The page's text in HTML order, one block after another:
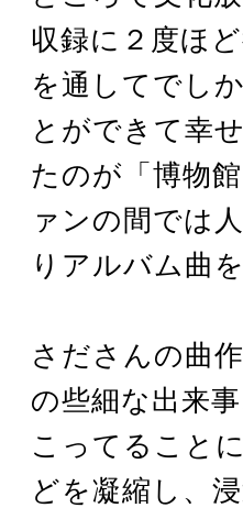
収録に２度ほ
を通してでし
とができて幸
たのが「博物
ァンの間では
りアルバム曲
さださんの曲
の些細な出来
こってること
どを凝縮し、